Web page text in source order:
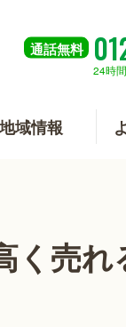
通話無料
24時
域情報
く売